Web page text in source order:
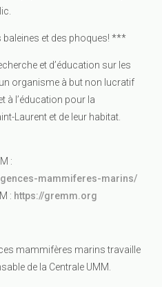
baleines et des phoques! ***
et d’éducation sur les
organisme à but non lucratif
à l’éducation pour la
Laurent et de leur habitat.
:
mammiferes-marins/
: https://gremm.org
mammifères marins travaille
de la Centrale UMM.